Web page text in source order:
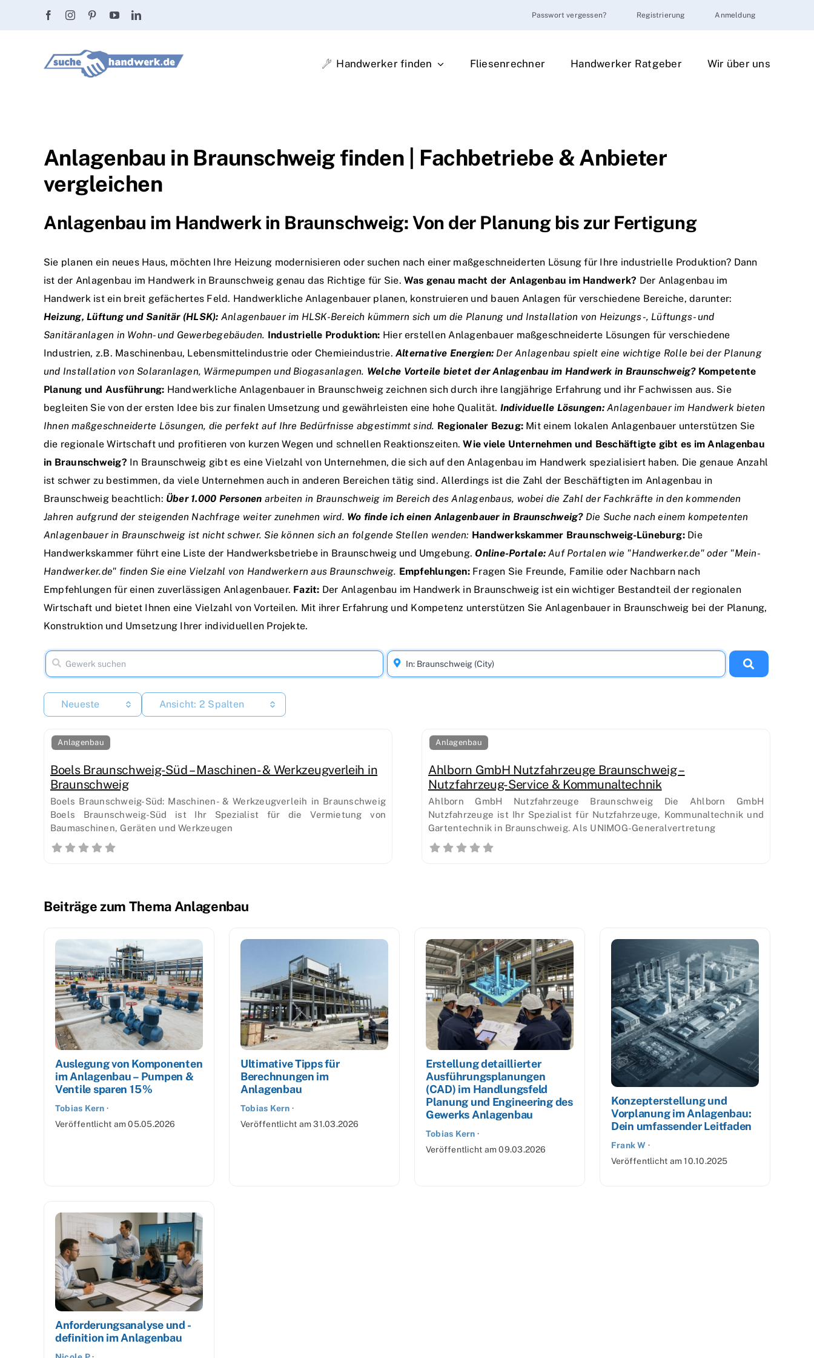
Passwort vergessen? Registrierung Anmeldung
Handwerker finden Fliesenrechner Handwerker Ratgeber Wir über uns
Anlagenbau in Braunschweig finden | Fachbetriebe & Anbieter
vergleichen
Anlagenbau im Handwerk in Braunschweig: Von der Planung bis zur Fertigung
Sie planen ein neues Haus, möchten Ihre Heizung modernisieren oder suchen nach einer maßgeschneiderten Lösung für Ihre industrielle Produktion? Dann
ist der Anlagenbau im Handwerk in Braunschweig genau das Richtige für Sie. Was genau macht der Anlagenbau im Handwerk? Der Anlagenbau im
Handwerk ist ein breit gefächertes Feld. Handwerkliche Anlagenbauer planen, konstruieren und bauen Anlagen für verschiedene Bereiche, darunter:
Heizung, Lüftung und Sanitär (HLSK): Anlagenbauer im HLSK-Bereich kümmern sich um die Planung und Installation von Heizungs-, Lüftungs- und
Sanitäranlagen in Wohn- und Gewerbegebäuden. Industrielle Produktion: Hier erstellen Anlagenbauer maßgeschneiderte Lösungen für verschiedene
Industrien, z.B. Maschinenbau, Lebensmittelindustrie oder Chemieindustrie. Alternative Energien: Der Anlagenbau spielt eine wichtige Rolle bei der Planung
und Installation von Solaranlagen, Wärmepumpen und Biogasanlagen. Welche Vorteile bietet der Anlagenbau im Handwerk in Braunschweig? Kompetente
Planung und Ausführung: Handwerkliche Anlagenbauer in Braunschweig zeichnen sich durch ihre langjährige Erfahrung und ihr Fachwissen aus. Sie
begleiten Sie von der ersten Idee bis zur finalen Umsetzung und gewährleisten eine hohe Qualität. Individuelle Lösungen:Anlagenbauer im Handwerk bieten
Ihnen maßgeschneiderte Lösungen, die perfekt auf Ihre Bedürfnisse abgestimmt sind. Regionaler Bezug: Mit einem lokalen Anlagenbauer unterstützen Sie
die regionale Wirtschaft und profitieren von kurzen Wegen und schnellen Reaktionszeiten.Wie viele Unternehmen und Beschäftigte gibt es im Anlagenbau
in Braunschweig? In Braunschweig gibt es eine Vielzahl von Unternehmen, die sich auf den Anlagenbau im Handwerk spezialisiert haben. Die genaue Anzahl
ist schwer zu bestimmen, da viele Unternehmen auch in anderen Bereichen tätig sind. Allerdings ist die Zahl der Beschäftigten im Anlagenbau in
Braunschweig beachtlich: Über 1.000 Personen arbeiten in Braunschweig im Bereich des Anlagenbaus, wobei die Zahl der Fachkräfte in den kommenden
Jahren aufgrund der steigenden Nachfrage weiter zunehmen wird. Wo finde ich einen Anlagenbauer in Braunschweig?Die Suche nach einem kompetenten
Anlagenbauer in Braunschweig ist nicht schwer. Sie können sich an folgende Stellen wenden: Handwerkskammer Braunschweig-Lüneburg:Die
Handwerkskammer führt eine Liste der Handwerksbetriebe in Braunschweig und Umgebung. Online-Portale: Auf Portalen wie "Handwerker.de" oder "Mein-
Handwerker.de" finden Sie eine Vielzahl von Handwerkern aus Braunschweig. Empfehlungen:Fragen Sie Freunde, Familie oder Nachbarn nach
Empfehlungen für einen zuverlässigen Anlagenbauer. Fazit: Der Anlagenbau im Handwerk in Braunschweig ist ein wichtiger Bestandteil der regionalen
Wirtschaft und bietet Ihnen eine Vielzahl von Vorteilen. Mit ihrer Erfahrung und Kompetenz unterstützen Sie Anlagenbauer in Braunschweig bei der Planung,
Konstruktion und Umsetzung Ihrer individuellen Projekte.
Neueste Ansicht: 2 Spalten
Anlagenbau
Boels Braunschweig-Süd – Maschinen- & Werkzeugverleih in
Braunschweig
Boels Braunschweig-Süd: Maschinen- & Werkzeugverleih in Braunschweig
Boels Braunschweig-Süd ist Ihr Spezialist für die Vermietung von
Baumaschinen, Geräten und Werkzeugen
Anlagenbau
Ahlborn GmbH Nutzfahrzeuge Braunschweig –
Nutzfahrzeug-Service & Kommunaltechnik
Ahlborn GmbH Nutzfahrzeuge Braunschweig Die Ahlborn GmbH
Nutzfahrzeuge ist Ihr Spezialist für Nutzfahrzeuge, Kommunaltechnik und
Gartentechnik in Braunschweig. Als UNIMOG-Generalvertretung
Beiträge zum Thema Anlagenbau
Auslegung von Komponenten
im Anlagenbau – Pumpen &
Ventile sparen 15 %
Tobias Kern ·
Veröffentlicht am05.05.2026
Ultimative Tipps für
Berechnungen im
Anlagenbau
Tobias Kern ·
Veröffentlicht am31.03.2026
Erstellung detaillierter
Ausführungsplanungen
(CAD) im Handlungsfeld
Planung und Engineering des
Gewerks Anlagenbau
Tobias Kern ·
Veröffentlicht am09.03.2026
Konzepterstellung und
Vorplanung im Anlagenbau:
Dein umfassender Leitfaden
Frank W ·
Veröffentlicht am10.10.2025
Anforderungsanalyse und -
definition im Anlagenbau